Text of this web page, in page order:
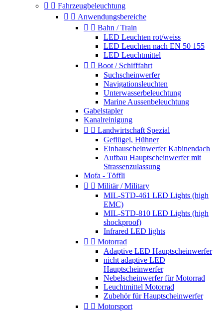
  Fahrzeugbeleuchtung
  Anwendungsbereiche
  Bahn / Train
LED Leuchten rot/weiss
LED Leuchten nach EN 50 155
LED Leuchtmittel
  Boot / Schifffahrt
Suchscheinwerfer
Navigationsleuchten
Unterwasserbeleuchtung
Marine Aussenbeleuchtung
Gabelstapler
Kanalreinigung
  Landwirtschaft Spezial
Geflügel, Hühner
Einbauscheinwerfer Kabinendach
Aufbau Hauptscheinwerfer mit
Strassenzulassung
Mofa - Töffli
  Militär / Military
MIL-STD-461 LED Lights (high
EMC)
MIL-STD-810 LED Lights (high
shockproof)
Infrared LED lights
  Motorrad
Adaptive LED Hauptscheinwerfer
nicht adaptive LED
Hauptscheinwerfer
Nebelscheinwerfer für Motorrad
Leuchtmittel Motorrad
Zubehör für Hauptscheinwerfer
  Motorsport